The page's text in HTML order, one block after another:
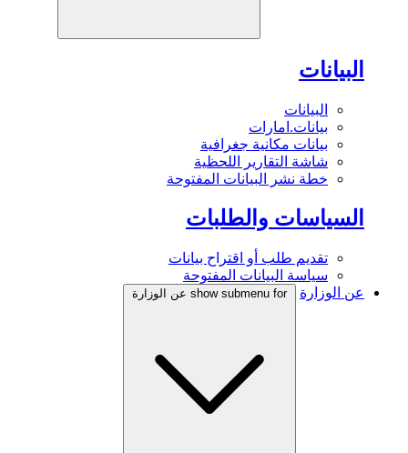
البيانات
البيانات
بيانات.امارات
بيانات مكانية جغرافية
شاشة التقارير اللحظية
خطة نشر البيانات المفتوحة
السياسات والطلبات
تقديم طلب أو اقتراح بيانات
سياسة البيانات المفتوحة
عن الوزارة
show submenu for عن الوزارة